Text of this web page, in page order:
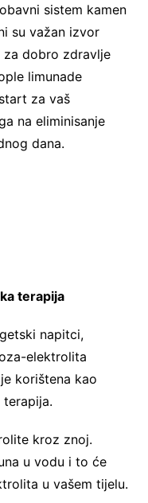
sistem kamen
su važan izvor
za dobro zdravlje
limunade
za vaš
na eliminisanje
dana.
terapija
napitci,
elektrolita
korištena kao
kroz znoj.
u vodu i to će
u vašem tijelu.